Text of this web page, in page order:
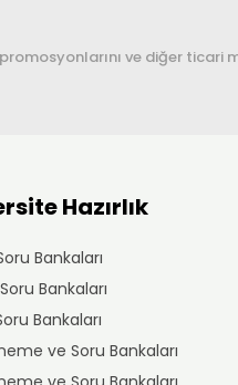
ve diğer ticari
Hazırlık
Bankaları
Soru Bankaları
Bankaları
ve Soru Bankaları